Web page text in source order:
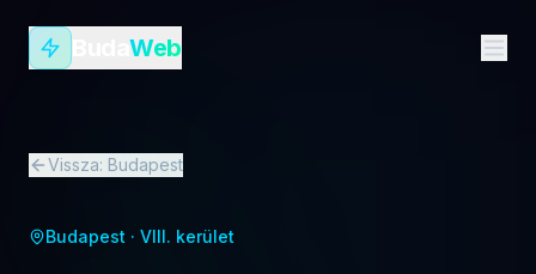
Web
Vissza: Budapest
Budapest · VIII. kerület